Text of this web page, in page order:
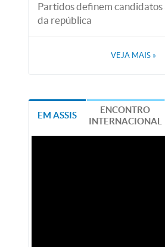
Partidos definem candidatos
da república
VEJA MAIS »
EM ASSIS
ENCONTRO
INTERNACIONAL